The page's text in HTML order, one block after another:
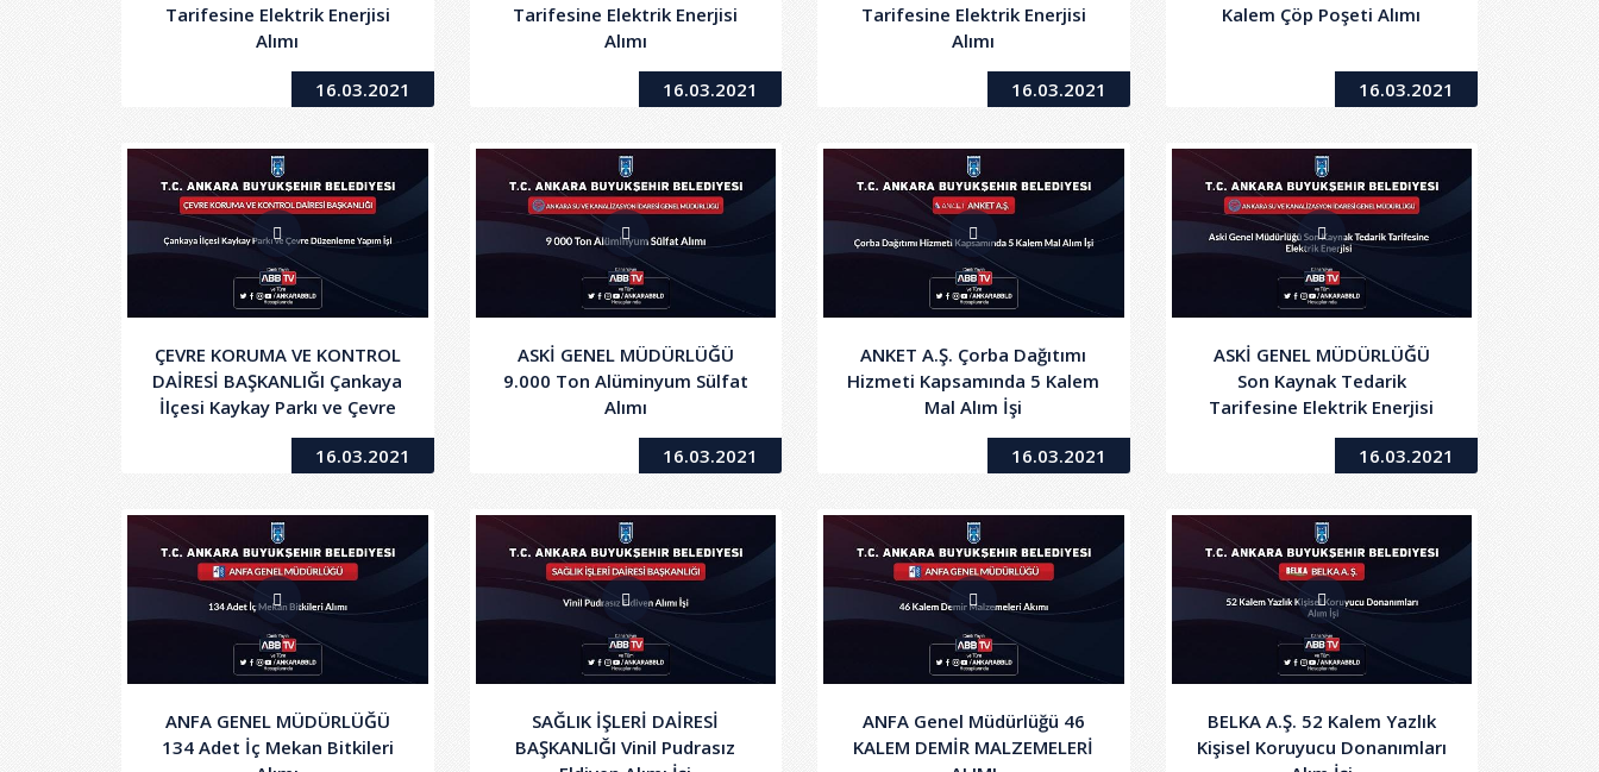
Tarifesine Elektrik Enerjisi
Alımı
16.03.2021
Tarifesine Elektrik Enerjisi
Alımı
16.03.2021
Tarifesine Elektrik Enerjisi
Alımı
16.03.2021
Kalem Çöp Poşeti Alımı
16.03.2021
ÇEVRE KORUMA VE KONTROL
DAİRESİ BAŞKANLIĞI Çankaya
İlçesi Kaykay Parkı ve Çevre
Düzenleme Yapım İş
16.03.2021
ASKİ GENEL MÜDÜRLÜĞÜ
9.000 Ton Alüminyum Sülfat
Alımı
16.03.2021
ANKET A.Ş. Çorba Dağıtımı
Hizmeti Kapsamında 5 Kalem
Mal Alım İşi
16.03.2021
ASKİ GENEL MÜDÜRLÜĞÜ
Son Kaynak Tedarik
Tarifesine Elektrik Enerjisi
16.03.2021
ANFA GENEL MÜDÜRLÜĞÜ
134 Adet İç Mekan Bitkileri
SAĞLIK İŞLERİ DAİRESİ
BAŞKANLIĞI Vinil Pudrasız
ANFA Genel Müdürlüğü 46
KALEM DEMİR MALZEMELERİ
BELKA A.Ş. 52 Kalem Yazlık
Kişisel Koruyucu Donanımları